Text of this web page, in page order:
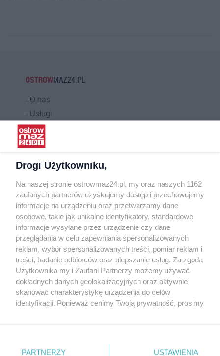
OSTROWMAZ24.PL
O nas
Usługi
Praca
Warunki korzystania
Kontakt
INFORMATOR
Bankomaty
Msze święte
Nocna pomoc lekarska
Taxi
REKLAMA
Banery i artykuły
Reklama wideo
Copyright 2010-2026 OstrowMaz24.pl. Realizacja:PRO-
Drogi Użytkowniku,
Na naszej stronie ostrowmaz24.pl, my oraz naszych 1162
zaufanych partnerów uzyskujemy dostęp i przechowujemy
informacje na urządzeniu oraz przetwarzamy dane
osobowe, takie jak unikalne identyfikatory, standardowe
informacje wysyłane przez urządzenie czy dane
przeglądania w celu zapewniania spersonalizowanych
reklam, wybór spersonalizowanych treści, pomiar reklam i
treści, badanie odbiorców oraz ulepszanie usług. Za zgodą
Użytkownika my i Zaufani Partnerzy możemy używać
dokładnych danych geolokalizacyjnych oraz aktywnie
skanować charakterystykę urządzenia do celów
identyfikacji. Ponieważ cenimy Twoją prywatność, prosimy
prywatności znajdujący się w lewym dolnym rogu strony
PARTNERZY USTAWIENIA